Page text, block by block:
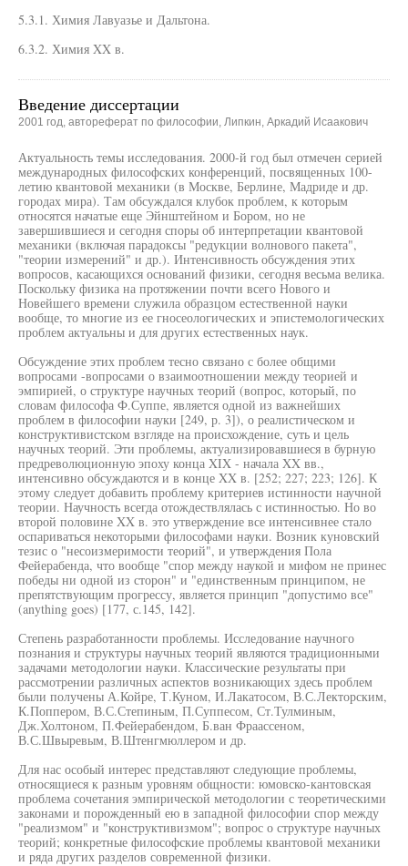
5.3.1. Химия Лавуазье и Дальтона.
6.3.2. Химия XX в.
Введение диссертации
2001 год, автореферат по философии, Липкин, Аркадий Исаакович
Актуальность темы исследования. 2000-й год был отмечен серией
международных философских конференций, посвященных 100-
летию квантовой механики (в Москве, Берлине, Мадриде и др.
городах мира). Там обсуждался клубок проблем, к которым
относятся начатые еще Эйнштейном и Бором, но не
завершившиеся и сегодня споры об интерпретации квантовой
механики (включая парадоксы "редукции волнового пакета",
"теории измерений" и др.). Интенсивность обсуждения этих
вопросов, касающихся оснований физики, сегодня весьма велика.
Поскольку физика на протяжении почти всего Нового и
Новейшего времени служила образцом естественной науки
вообще, то многие из ее гносеологических и эпистемологических
проблем актуальны и для других естественных наук.
Обсуждение этих проблем тесно связано с более общими
вопросами -вопросами о взаимоотношении между теорией и
эмпирией, о структуре научных теорий (вопрос, который, по
словам философа Ф.Суппе, является одной из важнейших
проблем в философии науки [249, р. 3]), о реалистическом и
конструктивистском взгляде на происхождение, суть и цель
научных теорий. Эти проблемы, актуализировавшиеся в бурную
предреволюционную эпоху конца XIX - начала XX вв.,
интенсивно обсуждаются и в конце XX в. [252; 227; 223; 126]. К
этому следует добавить проблему критериев истинности научной
теории. Научность всегда отождествлялась с истинностью. Но во
второй половине XX в. это утверждение все интенсивнее стало
оспариваться некоторыми философами науки. Возник куновский
тезис о "несоизмеримости теорий", и утверждения Пола
Фейерабенда, что вообще "спор между наукой и мифом не принес
победы ни одной из сторон" и "единственным принципом, не
препятствующим прогрессу, является принцип "допустимо все"
(anything goes) [177, с.145, 142].
Степень разработанности проблемы. Исследование научного
познания и структуры научных теорий являются традиционными
задачами методологии науки. Классические результаты при
рассмотрении различных аспектов возникающих здесь проблем
были получены А.Койре, Т.Куном, И.Лакатосом, В.С.Лекторским,
К.Поппером, В.С.Степиным, П.Суппесом, Ст.Тулминым,
Дж.Холтоном, П.Фейерабендом, Б.ван Фраассеном,
В.С.Швыревым, В.Штенгмюллером и др.
Для нас особый интерес представляют следующие проблемы,
относящиеся к разным уровням общности: юмовско-кантовская
проблема сочетания эмпирической методологии с теоретическими
законами и порожденный ею в западной философии спор между
"реализмом" и "конструктивизмом"; вопрос о структуре научных
теорий; конкретные философские проблемы квантовой механики
и ряда других разделов современной физики.